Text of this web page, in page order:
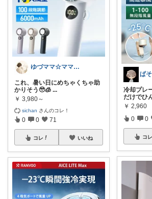
ゆづママ☆ママおすすめアイテム✩.*˚
これ、暑い日にめちゃくちゃ助
かりそう🥹🧊 ...
￥ 3,980～
sichan さんのコレ！
0 0 71
コレ いいね
ぱ
冷却プレ
だけでひ
￥ 2,960
0 0
コレ